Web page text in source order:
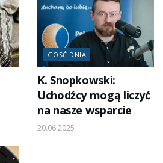
GOŚĆ DNIA
K. Snopkowski:
Uchodźcy mogą liczyć
na nasze wsparcie
20.06.2025